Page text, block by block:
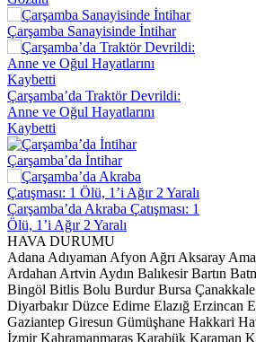
Çarşamba Sanayisinde İntihar
Çarşamba’da Traktör Devrildi:
Anne ve Oğul Hayatlarını
Kaybetti
Çarşamba’da İntihar
Çarşamba’da Akraba Çatışması: 1
Ölü, 1’i Ağır 2 Yaralı
HAVA DURUMU
Adana Adıyaman Afyon Ağrı Aksaray
Ardahan Artvin Aydın Balıkesir Bartın
Bingöl Bitlis Bolu Burdur Bursa Çanakkale
Diyarbakır Düzce Edirne Elazığ Erzincan
Gaziantep Giresun Gümüşhane Hakkari
İzmir Kahramanmaraş Karabük Karaman